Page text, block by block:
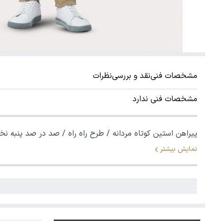
مشخصات فنینقد و بررسینظرات
مشخصات فنی ندارد
پیراهن استین کوتاه مردانه / طرح راه راه / صد در صد پنبه نخی / یقه برگردان / آستین کوتاه خنک مناسب فصول گرم و
نمایش بیشتر